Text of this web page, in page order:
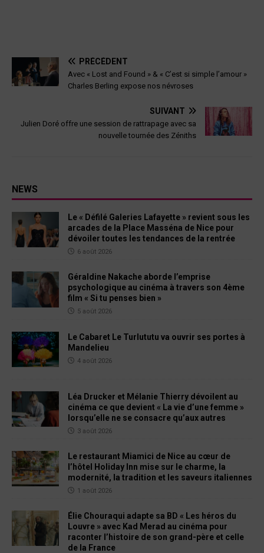
PRÉCÉDENT
Avec « Lost and Found » & « C’est si simple l’amour »
Charles Berling expose nos névroses
SUIVANT
Julien Doré offre une session de rattrapage avec sa
nouvelle tournée des Zéniths
NEWS
Le « Défilé Galeries Lafayette » revient sous les
arcades de la Place Masséna de Nice pour
dévoiler toutes les tendances de la rentrée
6 août 2026
Géraldine Nakache aborde l’emprise
psychologique au cinéma à travers son 4ème
film « Si tu penses bien »
5 août 2026
Le Cabaret Le Turlututu va ouvrir ses portes à
Mandelieu
4 août 2026
Léa Drucker et Mélanie Thierry dévoilent au
cinéma ce que devient « La vie d’une femme »
lorsqu’elle ne se consacre qu’aux autres
3 août 2026
Le restaurant Miamici de Nice au cœur de
l’hôtel Holiday Inn mise sur le charme, la
modernité, la tradition et les saveurs italiennes
1 août 2026
Élie Chouraqui adapte sa BD « Les héros du
Louvre » avec Kad Merad au cinéma pour
raconter l’histoire de son grand-père et celle
de la France